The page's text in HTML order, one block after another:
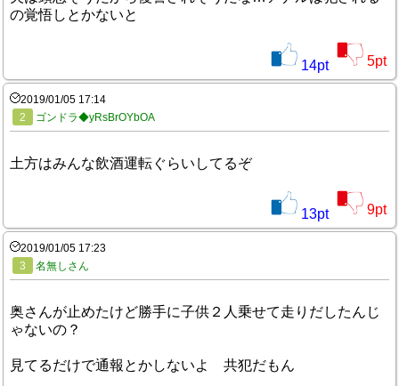
の覚悟しとかないと
14pt 5pt
2019/01/05 17:14
2
ゴンドラ◆yRsBrOYbOA
土方はみんな飲酒運転ぐらいしてるぞ
13pt 9pt
2019/01/05 17:23
3
名無しさん
奥さんが止めたけど勝手に子供２人乗せて走りだしたんじ
ゃないの？
見てるだけで通報とかしないよ 共犯だもん